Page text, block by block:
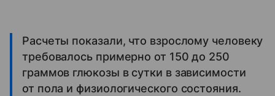
Расчеты показали, что взрослому человеку
требовалось примерно от 150 до 250
граммов глюкозы в сутки в зависимости
от пола и физиологического состояния.